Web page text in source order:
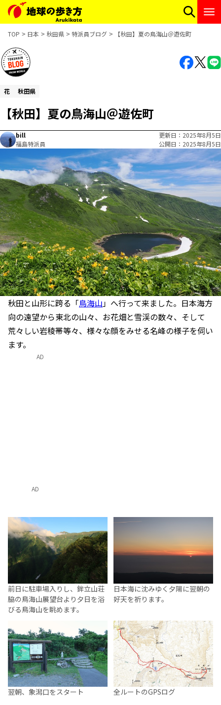
TOP 日本 秋田県 特派員ブログ 【秋田】夏の鳥海山＠遊佐町
花 秋田県
【秋田】夏の鳥海山＠遊佐町
bill
福島特派員
更新日
2025年8月5日
公開日
2025年8月5日
秋田と山形に跨る「鳥海山」へ行って来ました。日本海方
向の遠望から東北の山々、お花畑と雪渓の数々、そして
荒々しい岩稜帯等々、様々な顔をみせる名峰の様子を伺い
ます。
AD
前日に駐車場入りし、鉾立山荘
脇の鳥海山展望台より夕日を浴
びる鳥海山を眺めます。
日本海に沈みゆく夕陽に翌朝の
好天を祈ります。
翌朝、象潟口をスタート 全ルートのGPSログ
AD